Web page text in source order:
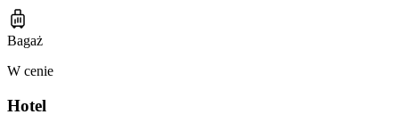
Bagaż
W cenie
Hotel